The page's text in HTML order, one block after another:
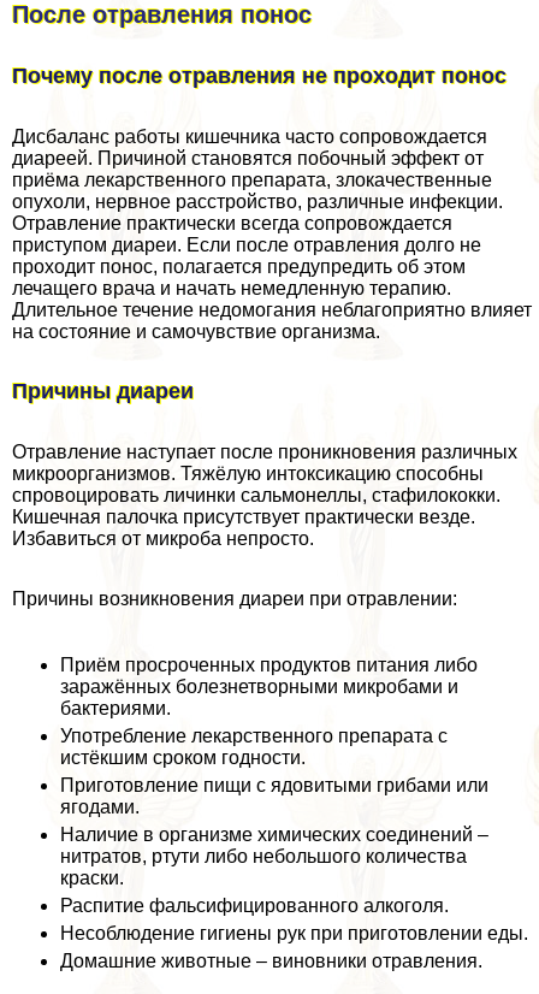
После отравления понос
Почему после отравления не проходит понос
Дисбаланс работы кишечника часто сопровождается
диареей. Причиной становятся побочный эффект от
приёма лекарственного препарата, злокачественные
опухоли, нервное расстройство, различные инфекции.
Отравление пpaктически всегда сопровождается
приступом диареи. Если после отравления долго не
проходит понос, полагается предупредить об этом
лечащего врача и начать немедленную терапию.
Длительное течение недомогания нeблагоприятно влияет
на состояние и самочувствие организма.
Причины диареи
Отравление наступает после проникновения различных
микроорганизмов. Тяжёлую интоксикацию способны
спровоцировать личинки сальмонеллы, стафилококки.
Кишечная палочка присутствует пpaктически везде.
Избавиться от микроба непросто.
Причины возникновения диареи при отравлении:
Приём просроченных продуктов питания либо
заражённых болезнетворными микробами и
бактериями.
Употрeбление лекарственного препарата с
истёкшим сроком годности.
Приготовление пищи с ядовитыми грибами или
ягодами.
Наличие в организме химических соединений –
нитратов, ртути либо небольшого количества
краски.
Распитие фальсифицированного алкоголя.
Несоблюдение гигиены рук при приготовлении еды.
Домашние животные – виновники отравления.